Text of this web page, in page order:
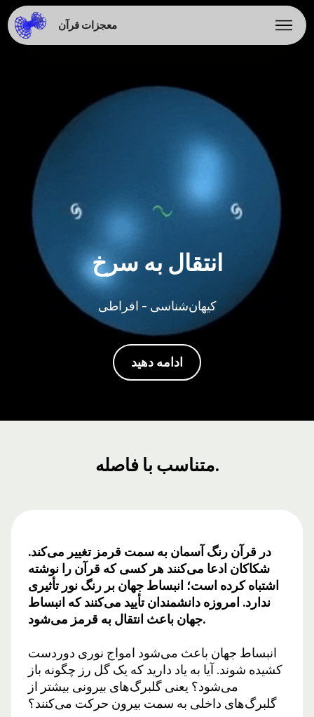
معجزات قرآن
انتقال به سرخ
کیهان‌شناسی - افراطی
ادامه دهید
متناسب با فاصله.
در قرآن رنگ آسمان به سمت قرمز تغییر می‌کند.
شکاکان ادعا می‌کنند هر کسی که قرآن را نوشته
اشتباه کرده است؛ انبساط جهان بر رنگ نور تأثیری
ندارد. امروزه دانشمندان تأیید می‌کنند که انبساط
جهان باعث انتقال به قرمز می‌شود.
انبساط جهان باعث می‌شود امواج نوری دوردست
کشیده شوند. آیا به یاد دارید که یک گل رز چگونه باز
می‌شود؟ یعنی گلبرگ‌های بیرونی بیشتر از
گلبرگ‌های داخلی به سمت بیرون حرکت می‌کنند؟